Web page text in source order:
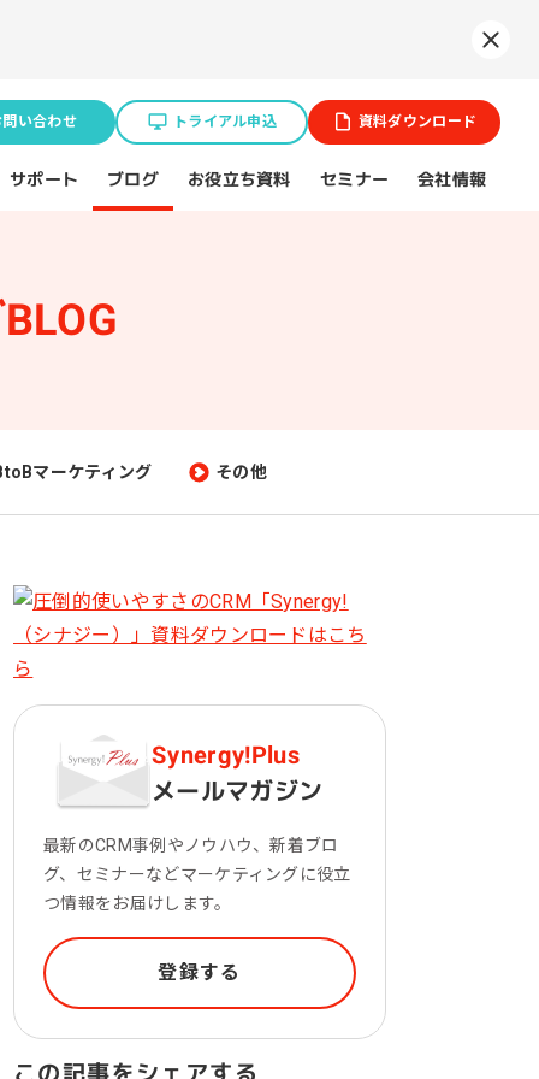
問い合わせ トライアル申込 資料ダウンロード
ン
金融機関・地方銀行
教育機関・教育サービス
サポート ブログ お役立ち資料 セミナー 会社情報
マーケティング その他
Synergy!Plus
メールマガジン
最新のCRM事例やノウハウ、新着ブロ
グ、セミナーなどマーケティングに役立
つ情報をお届けします。
登録する